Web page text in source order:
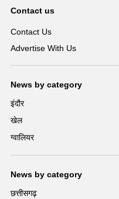
Contact us
Contact Us
Advertise With Us
News by category
इंदौर
खेल
ग्वालियर
News by category
छत्तीसगढ़